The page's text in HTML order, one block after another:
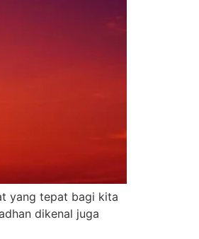
yang tepat bagi kita
dikenal juga